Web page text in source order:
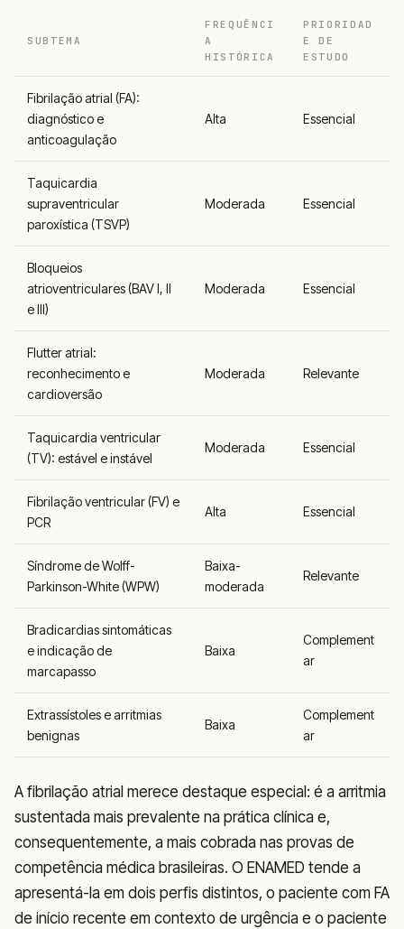
SUBTEMA
FREQUÊNCI
A
HISTÓRICA
PRIORIDAD
E DE
ESTUDO
Fibrilação atrial (FA):
diagnóstico e
anticoagulação
Alta Essencial
Taquicardia
supraventricular
paroxística (TSVP)
Moderada Essencial
Bloqueios
atrioventriculares (BAV I, II
e III)
Moderada Essencial
Flutter atrial:
reconhecimento e
cardioversão
Moderada Relevante
Taquicardia ventricular
(TV): estável e instável
Moderada Essencial
Fibrilação ventricular (FV) e
PCR
Alta Essencial
Síndrome de Wolff-
Parkinson-White (WPW)
Baixa-
moderada
Relevante
Bradicardias sintomáticas
e indicação de
marcapasso
Baixa
Complement
ar
Extrassístoles e arritmias
benignas
Baixa
Complement
ar
A fibrilação atrial merece destaque especial: é a arritmia
sustentada mais prevalente na prática clínica e,
consequentemente, a mais cobrada nas provas de
competência médica brasileiras. O ENAMED tende a
apresentá-la em dois perfis distintos, o paciente com FA
de início recente em contexto de urgência e o paciente